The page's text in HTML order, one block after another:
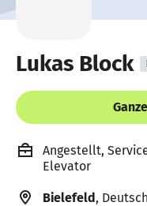
Lukas Block
Angestellt,
Elevator
Bielefeld,